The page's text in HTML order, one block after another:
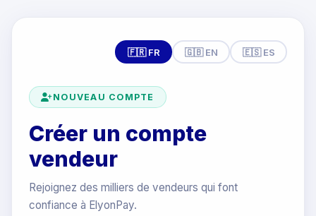
🇫🇷 FR 🇬🇧 EN 🇪🇸 ES
NOUVEAU COMPTE
Créer un compte
vendeur
Rejoignez des milliers de vendeurs qui font
confiance à ElyonPay.